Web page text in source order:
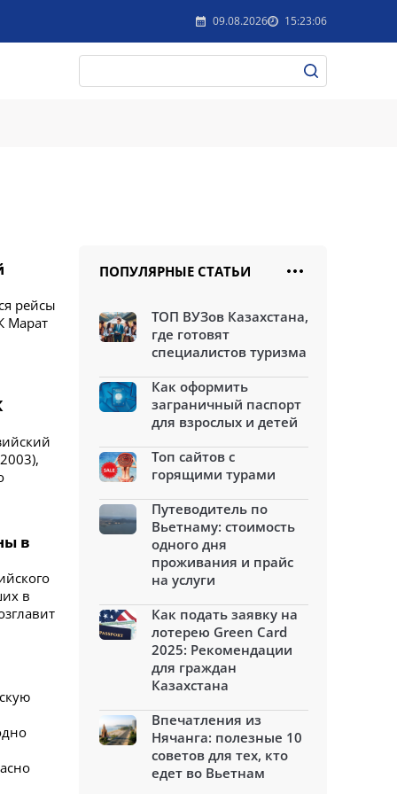
09.08.2026 15:23:06
рейсы
Марат
в
в
ПОПУЛЯРНЫЕ СТАТЬИ
ТОП ВУЗов Казахстана,
где готовят
специалистов туризма
Как оформить
заграничный паспорт
для взрослых и детей
Топ сайтов с
горящими турами
Путеводитель по
Вьетнаму: стоимость
одного дня
проживания и прайс
на услуги
Как подать заявку на
лотерею Green Card
2025: Рекомендации
для граждан
Казахстана
Впечатления из
Нячанга: полезные 10
советов для тех, кто
едет во Вьетнам